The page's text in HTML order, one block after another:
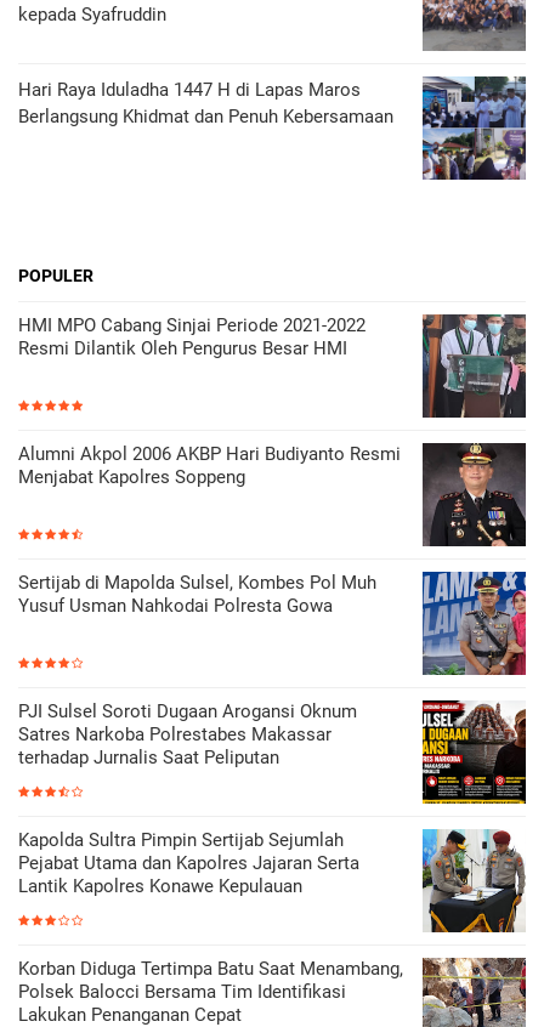
kepada Syafruddin
Hari Raya Iduladha 1447 H di Lapas Maros
Berlangsung Khidmat dan Penuh Kebersamaan
POPULER
HMI MPO Cabang Sinjai Periode 2021-2022
Resmi Dilantik Oleh Pengurus Besar HMI
Alumni Akpol 2006 AKBP Hari Budiyanto Resmi
Menjabat Kapolres Soppeng
Sertijab di Mapolda Sulsel, Kombes Pol Muh
Yusuf Usman Nahkodai Polresta Gowa
PJI Sulsel Soroti Dugaan Arogansi Oknum
Satres Narkoba Polrestabes Makassar
terhadap Jurnalis Saat Peliputan
Kapolda Sultra Pimpin Sertijab Sejumlah
Pejabat Utama dan Kapolres Jajaran Serta
Lantik Kapolres Konawe Kepulauan
Korban Diduga Tertimpa Batu Saat Menambang,
Polsek Balocci Bersama Tim Identifikasi
Lakukan Penanganan Cepat